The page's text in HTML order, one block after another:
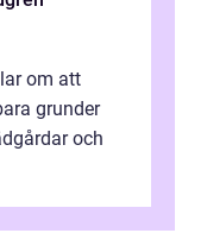
om att
grunder
och